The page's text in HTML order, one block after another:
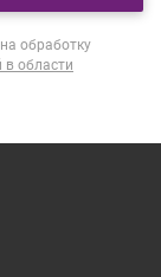
обработку
в области